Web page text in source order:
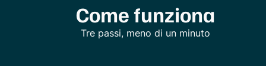
Come funziona
Tre passi, meno di un minuto